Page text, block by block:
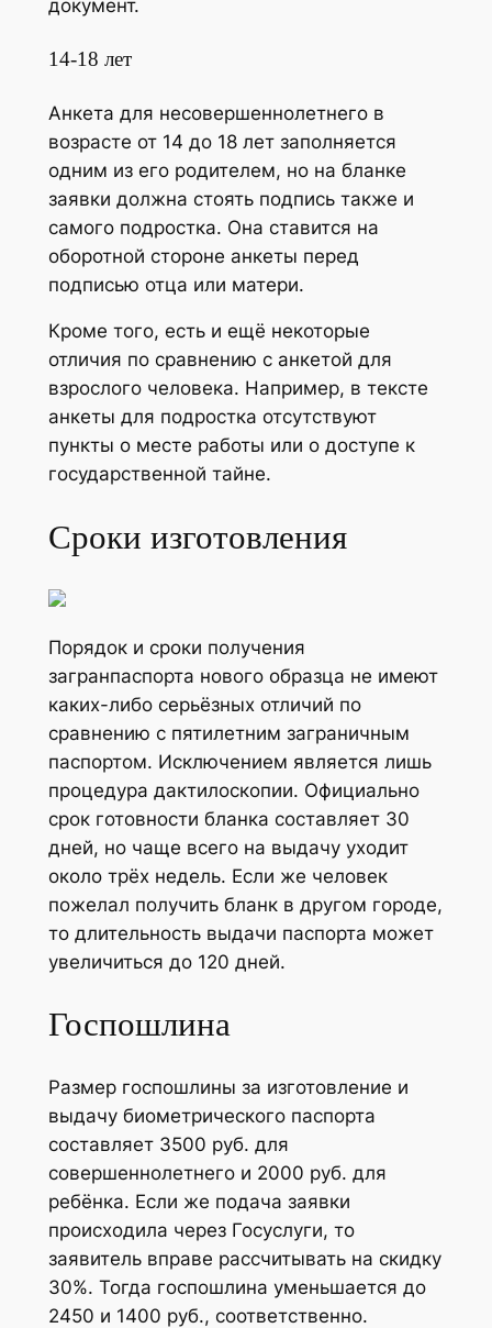
документ.
14-18 лет
Анкета для несовершеннолетнего в
возрасте от 14 до 18 лет заполняется
одним из его родителем, но на бланке
заявки должна стоять подпись также и
самого подростка. Она ставится на
оборотной стороне анкеты перед
подписью отца или матери.
Кроме того, есть и ещё некоторые
отличия по сравнению с анкетой для
взрослого человека. Например, в тексте
анкеты для подростка отсутствуют
пункты о месте работы или о доступе к
государственной тайне.
Сроки изготовления
Порядок и сроки получения
загранпаспорта нового образца не имеют
каких-либо серьёзных отличий по
сравнению с пятилетним заграничным
паспортом. Исключением является лишь
процедура дактилоскопии. Официально
срок готовности бланка составляет 30
дней, но чаще всего на выдачу уходит
около трёх недель. Если же человек
пожелал получить бланк в другом городе,
то длительность выдачи паспорта может
увеличиться до 120 дней.
Госпошлина
Размер госпошлины за изготовление и
выдачу биометрического паспорта
составляет 3500 руб. для
совершеннолетнего и 2000 руб. для
ребёнка. Если же подача заявки
происходила через Госуслуги, то
заявитель вправе рассчитывать на скидку
30%. Тогда госпошлина уменьшается до
2450 и 1400 руб., соответственно.